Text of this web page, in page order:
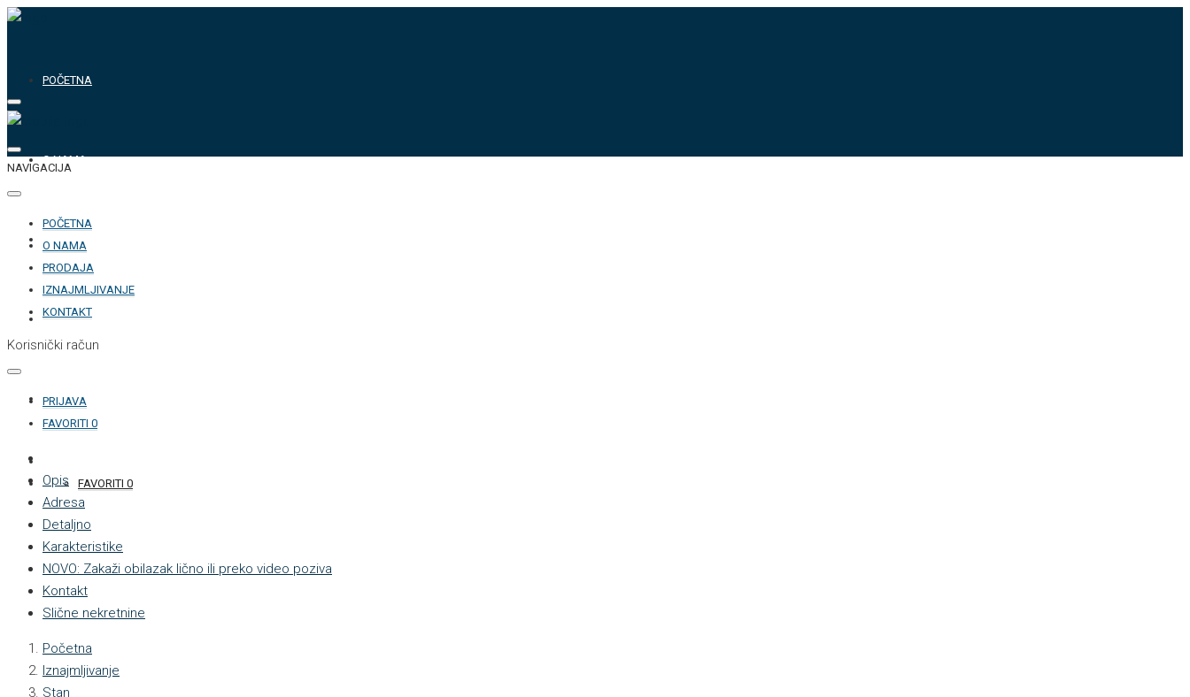
POČETNA
O NAMA
PRODAJA
IZNAJMLJIVANJE
KONTAKT
FAVORITI 0
NAVIGACIJA
POČETNA
O NAMA
PRODAJA
IZNAJMLJIVANJE
KONTAKT
Korisnički račun
PRIJAVA
FAVORITI 0
Opis
Adresa
Detaljno
Karakteristike
NOVO: Zakaži obilazak lično ili preko video poziva
Kontakt
Slične nekretnine
Početna
Iznajmljivanje
Stan